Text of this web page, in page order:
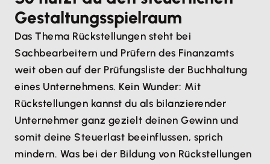
Gestaltungsspielraum
Das Thema Rückstellungen steht bei
Sachbearbeitern und Prüfern des Finanzamts
weit oben auf der Prüfungsliste der Buchhaltung
eines Unternehmens. Kein Wunder: Mit
Rückstellungen kannst du als bilanzierender
Unternehmer ganz gezielt deinen Gewinn und
somit deine Steuerlast beeinflussen, sprich
mindern. Was bei der Bildung von Rückstellungen